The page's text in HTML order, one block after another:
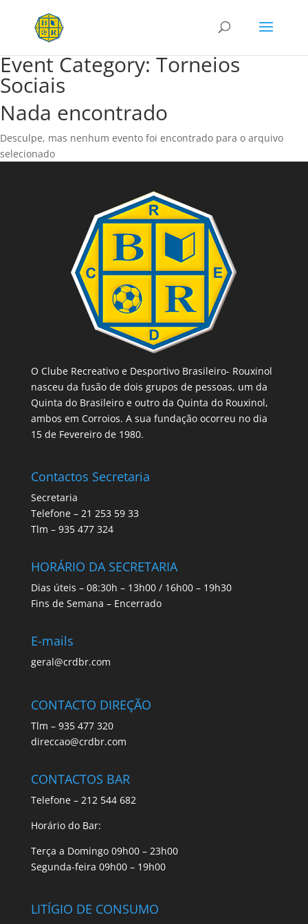
Event Category:Torneios
Sociais
Nada encontrado
Desculpe, mas nenhum evento foi encontrado para o arquivo
selecionado
O Clube Recreativo e Desportivo Brasileiro- Rouxinol
nasceu da fusão de dois grupos de pessoas, um da
Quinta do Brasileiro e outro da Quinta do Rouxinol,
ambos em Corroios. A sua fundação ocorreu no dia
15 de Fevereiro de 1980.
Contactos Secretaria
Secretaria
Telefone – 21 253 59 33
Tlm – 935 477 324
HORÁRIO DA SECRETARIA
Dias úteis – 08:30h – 13h00 / 16h00 – 19h30
Fins de Semana – Encerrado
E-mails
geral@crdbr.com
CONTACTO DIREÇÃO
Tlm – 935 477 320
direccao@crdbr.com
CONTACTOS BAR
Telefone – 212 544 682
Horário do Bar:
Terça a Domingo 09h00 – 23h00
Segunda-feira 09h00 – 19h00
LITÍGIO DE CONSUMO